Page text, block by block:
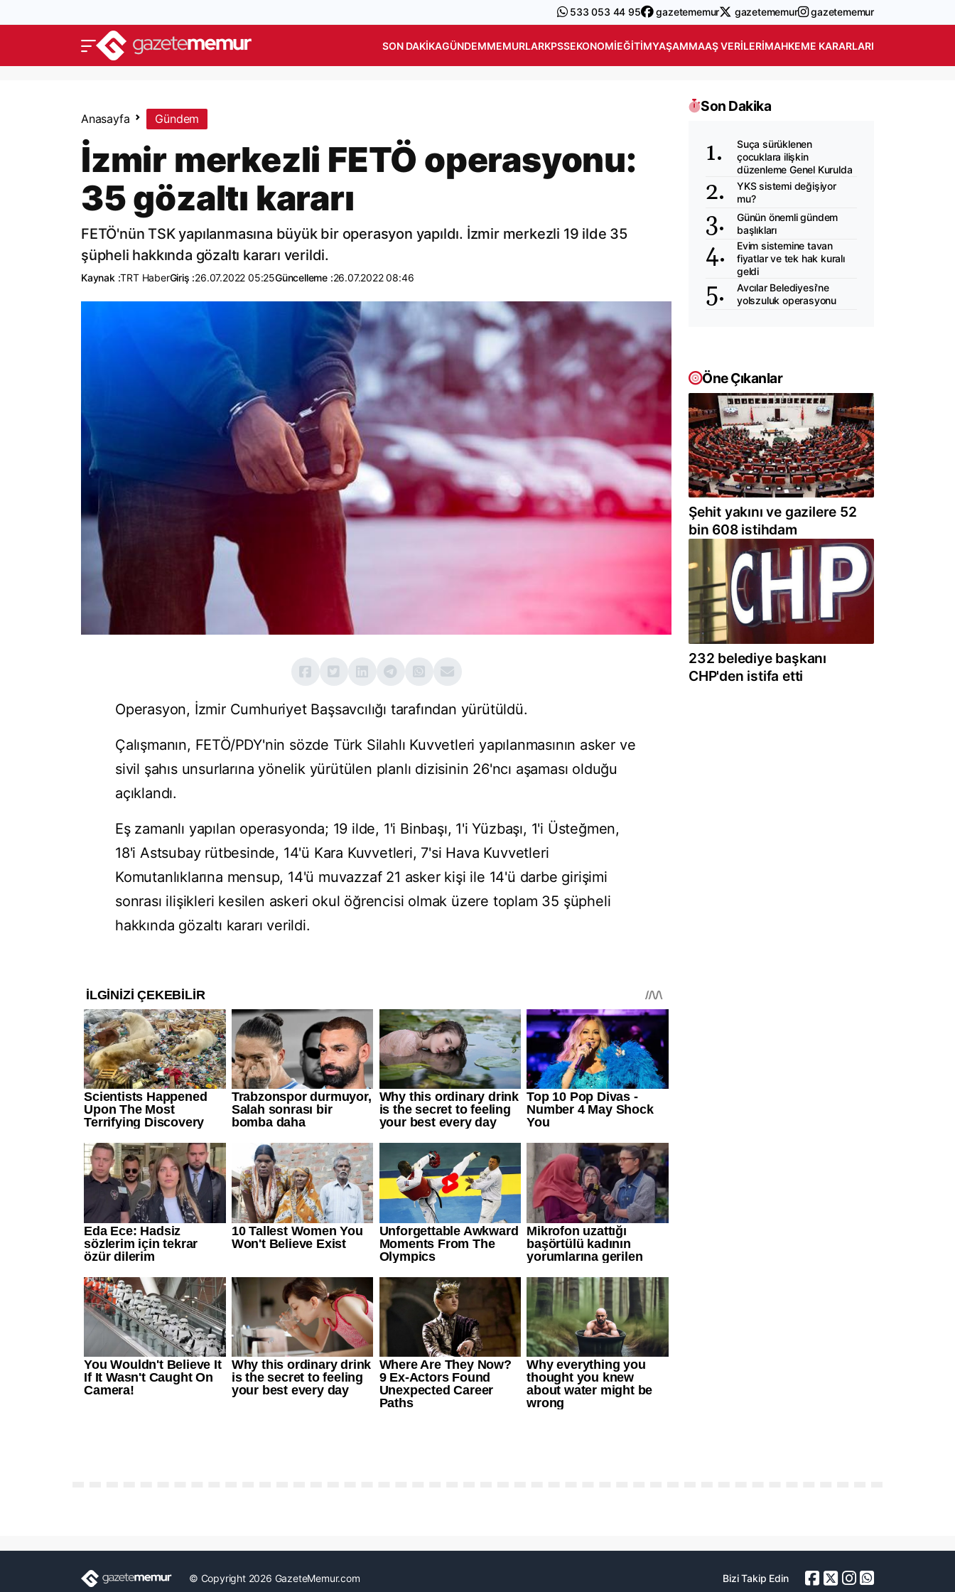
533 053 44 95 gazetememur gazetememur gazetememur
SON DAKIKAGÜNDEMMEMURLARKPSSEKONOMIEĞITIMYAŞAMMAAŞ VERILERIMAHKEME KARARLARI
Anasayfa Gündem
İzmir merkezli FETÖ operasyonu:
35 gözaltı kararı
FETÖ'nün TSK yapılanmasına büyük bir operasyon yapıldı. İzmir merkezli 19 ilde 35
şüpheli hakkında gözaltı kararı verildi.
Kaynak :TRT HaberGiriş :26.07.2022 05:25Güncelleme :26.07.2022 08:46
Operasyon, İzmir Cumhuriyet Başsavcılığı tarafından yürütüldü.
Çalışmanın, FETÖ/PDY'nin sözde Türk Silahlı Kuvvetleri yapılanmasının asker ve
sivil şahıs unsurlarına yönelik yürütülen planlı dizisinin 26'ncı aşaması olduğu
açıklandı.
Eş zamanlı yapılan operasyonda; 19 ilde, 1'i Binbaşı, 1'i Yüzbaşı, 1'i Üsteğmen,
18'i Astsubay rütbesinde, 14'ü Kara Kuvvetleri, 7'si Hava Kuvvetleri
Komutanlıklarına mensup, 14'ü muvazzaf 21 asker kişi ile 14'ü darbe girişimi
sonrası ilişikleri kesilen askeri okul öğrencisi olmak üzere toplam 35 şüpheli
hakkında gözaltı kararı verildi.
Son Dakika
Suça sürüklenen
çocuklara ilişkin
düzenleme Genel Kurulda
YKS sistemi değişiyor
mu?
Günün önemli gündem
başlıkları
Evim sistemine tavan
fiyatlar ve tek hak kuralı
geldi
Avcılar Belediyesi'ne
yolszuluk operasyonu
Öne Çıkanlar
Şehit yakını ve gazilere 52
bin 608 istihdam
232 belediye başkanı
CHP'den istifa etti
© Copyright 2026 GazeteMemur.com Bizi Takip Edin